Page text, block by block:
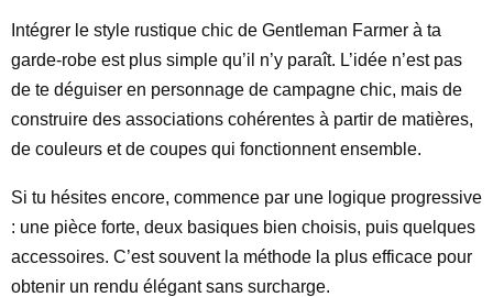
Intégrer le style rustique chic de Gentleman Farmer à ta
garde-robe est plus simple qu’il n’y paraît. L’idée n’est pas
de te déguiser en personnage de campagne chic, mais de
construire des associations cohérentes à partir de matières,
de couleurs et de coupes qui fonctionnent ensemble.
Si tu hésites encore, commence par une logique progressive
: une pièce forte, deux basiques bien choisis, puis quelques
accessoires. C’est souvent la méthode la plus efficace pour
obtenir un rendu élégant sans surcharge.